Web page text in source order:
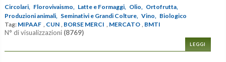
Circolari, Florovivaismo, Latte e Formaggi, Olio, Ortofrutta,
Produzioni animali, Seminativi e Grandi Colture, Vino, Biologico
Tag: MIPAAF , CUN , BORSE MERCI , MERCATO , BMTI
N° di visualizzazioni (8769)
LEGGI